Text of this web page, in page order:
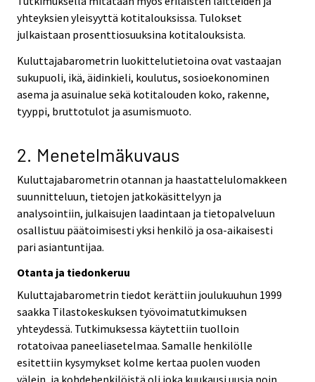
yhteyksien yleisyyttä kotitalouksissa. Tulokset
julkaistaan prosenttiosuuksina kotitalouksista.
Kuluttajabarometrin luokittelutietoina ovat vastaajan
sukupuoli, ikä, äidinkieli, koulutus, sosioekonominen
asema ja asuinalue sekä kotitalouden koko, rakenne,
tyyppi, bruttotulot ja asumismuoto.
2. Menetelmäkuvaus
Kuluttajabarometrin otannan ja haastattelulomakkeen
suunnitteluun, tietojen jatkokäsittelyyn ja
analysointiin, julkaisujen laadintaan ja tietopalveluun
osallistuu päätoimisesti yksi henkilö ja osa-aikaisesti
pari asiantuntijaa.
Otanta ja tiedonkeruu
Kuluttajabarometrin tiedot kerättiin joulukuuhun 1999
saakka Tilastokeskuksen työvoimatutkimuksen
yhteydessä. Tutkimuksessa käytettiin tuolloin
rotatoivaa paneeliasetelmaa. Samalle henkilölle
esitettiin kysymykset kolme kertaa puolen vuoden